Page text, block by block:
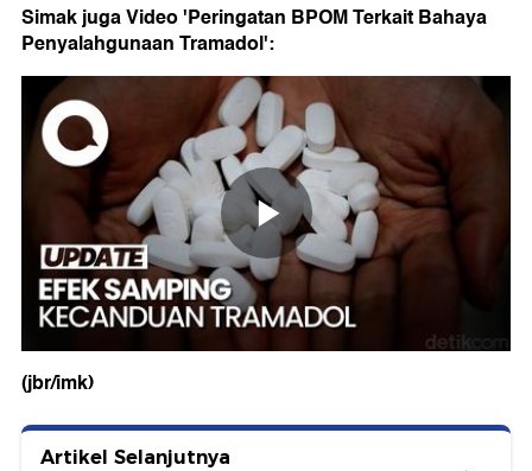
Simak juga Video 'Peringatan BPOM Terkait Bahaya
Penyalahgunaan Tramadol':
(jbr/imk)
Artikel Selanjutnya